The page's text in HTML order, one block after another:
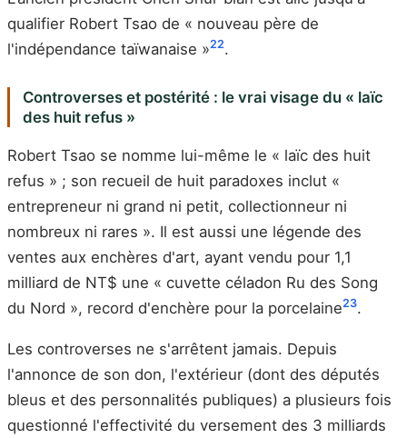
qualifier Robert Tsao de « nouveau père de
l'indépendance taïwanaise »22.
Controverses et postérité : le vrai visage du « laïc
des huit refus »
Robert Tsao se nomme lui-même le « laïc des huit
refus » ; son recueil de huit paradoxes inclut «
entrepreneur ni grand ni petit, collectionneur ni
nombreux ni rares ». Il est aussi une légende des
ventes aux enchères d'art, ayant vendu pour 1,1
milliard de NT$ une « cuvette céladon Ru des Song
du Nord », record d'enchère pour la porcelaine23.
Les controverses ne s'arrêtent jamais. Depuis
l'annonce de son don, l'extérieur (dont des députés
bleus et des personnalités publiques) a plusieurs fois
questionné l'effectivité du versement des 3 milliards